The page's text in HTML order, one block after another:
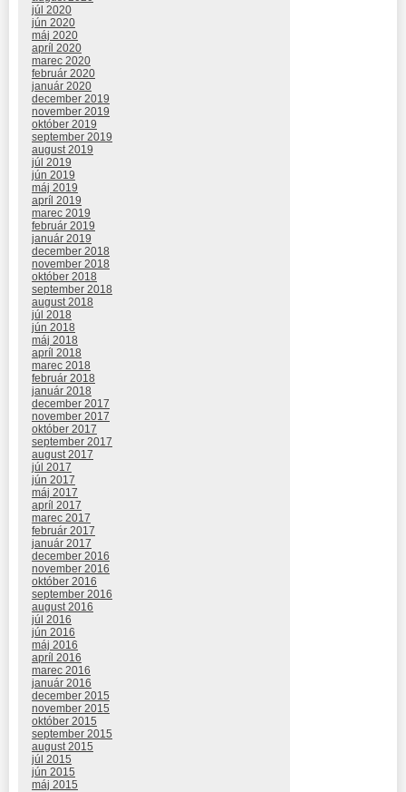
júl 2020
jún 2020
máj 2020
apríl 2020
marec 2020
február 2020
január 2020
december 2019
november 2019
október 2019
september 2019
august 2019
júl 2019
jún 2019
máj 2019
apríl 2019
marec 2019
február 2019
január 2019
december 2018
november 2018
október 2018
september 2018
august 2018
júl 2018
jún 2018
máj 2018
apríl 2018
marec 2018
február 2018
január 2018
december 2017
november 2017
október 2017
september 2017
august 2017
júl 2017
jún 2017
máj 2017
apríl 2017
marec 2017
február 2017
január 2017
december 2016
november 2016
október 2016
september 2016
august 2016
júl 2016
jún 2016
máj 2016
apríl 2016
marec 2016
január 2016
december 2015
november 2015
október 2015
september 2015
august 2015
júl 2015
jún 2015
máj 2015